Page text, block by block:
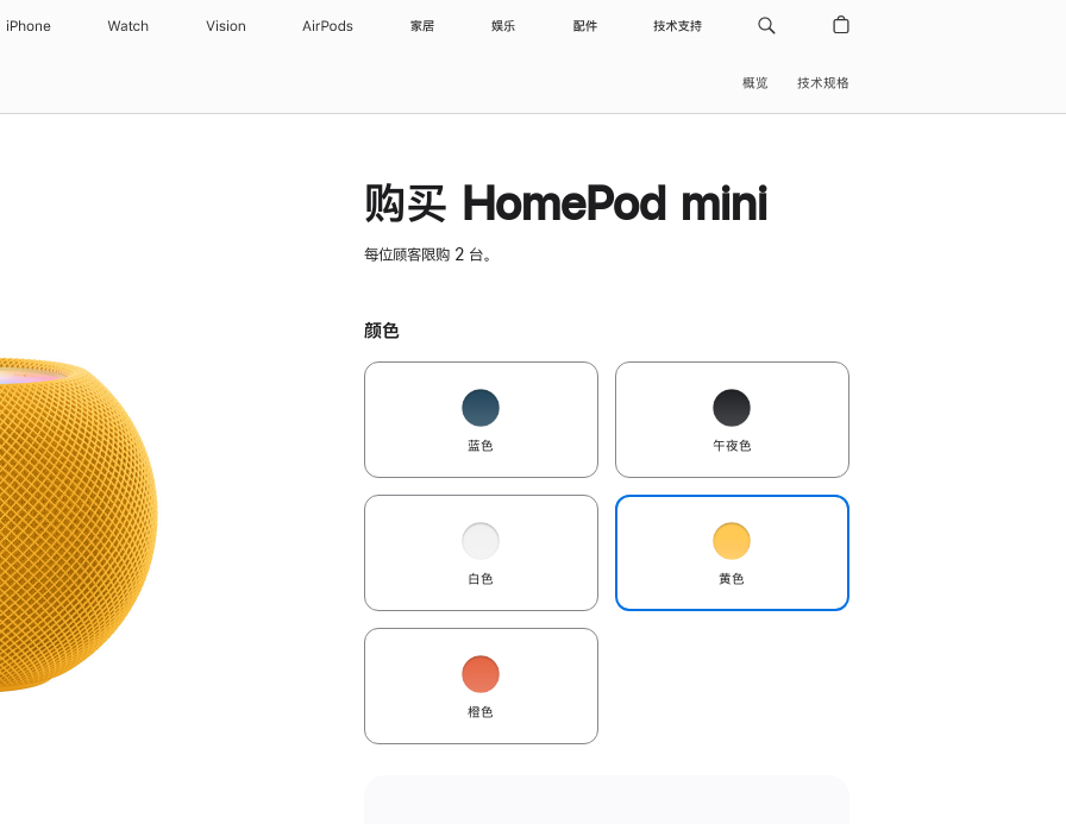
iPhone Watch Vision AirPods 家居 娱乐 配件 技术支持
概览 技术规格
购买 HomePod mini
每位顾客限购 2 台。
颜色
蓝色 午夜色
白色 黄色
橙色